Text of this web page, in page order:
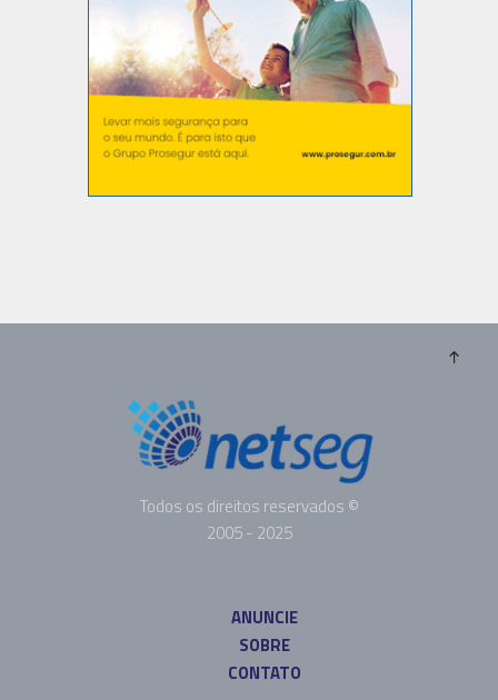
Todos os direitos reservados ©
2005 - 2025
ANUNCIE
SOBRE
CONTATO